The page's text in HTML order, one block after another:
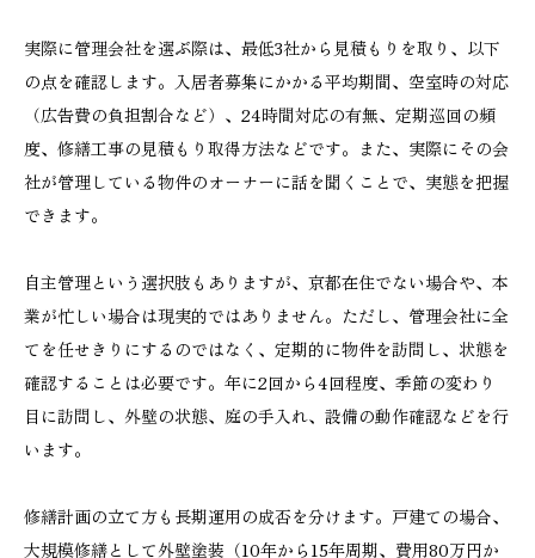
実際に管理会社を選ぶ際は、最低3社から見積もりを取り、以下
の点を確認します。入居者募集にかかる平均期間、空室時の対応
（広告費の負担割合など）、24時間対応の有無、定期巡回の頻
度、修繕工事の見積もり取得方法などです。また、実際にその会
社が管理している物件のオーナーに話を聞くことで、実態を把握
できます。
自主管理という選択肢もありますが、京都在住でない場合や、本
業が忙しい場合は現実的ではありません。ただし、管理会社に全
てを任せきりにするのではなく、定期的に物件を訪問し、状態を
確認することは必要です。年に2回から4回程度、季節の変わり
目に訪問し、外壁の状態、庭の手入れ、設備の動作確認などを行
います。
修繕計画の立て方も長期運用の成否を分けます。戸建ての場合、
大規模修繕として外壁塗装（10年から15年周期、費用80万円か